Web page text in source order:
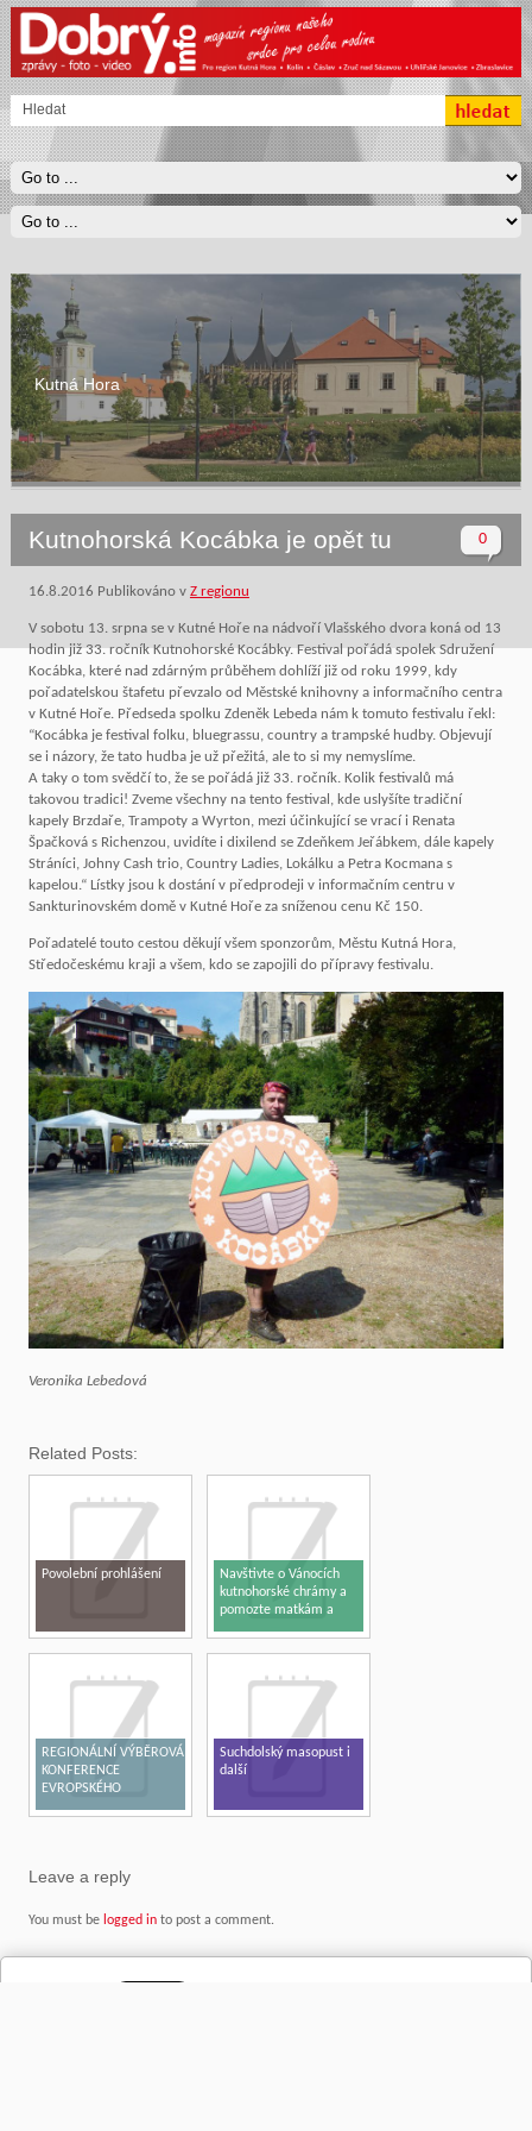
Kutná Hora
0
Kutnohorská Kocábka je opět tu
16.8.2016 Publikováno v Z regionu
V sobotu 13. srpna se v Kutné Hoře na nádvoří Vlašského dvora koná od 13
hodin již 33. ročník Kutnohorské Kocábky. Festival pořádá spolek Sdružení
Kocábka, které nad zdárným průběhem dohlíží již od roku 1999, kdy
pořadatelskou štafetu převzalo od Městské knihovny a informačního centra
v Kutné Hoře. Předseda spolku Zdeněk Lebeda nám k tomuto festivalu řekl:
“Kocábka je festival folku, bluegrassu, country a trampské hudby. Objevují
se i názory, že tato hudba je už přežitá, ale to si my nemyslíme.
A taky o tom svědčí to, že se pořádá již 33. ročník. Kolik festivalů má
takovou tradici! Zveme všechny na tento festival, kde uslyšíte tradiční
kapely Brzdaře, Trampoty a Wyrton, mezi účinkující se vrací i Renata
Špačková s Richenzou, uvidíte i dixilend se Zdeňkem Jeřábkem, dále kapely
Stráníci, Johny Cash trio, Country Ladies, Lokálku a Petra Kocmana s
kapelou.“ Lístky jsou k dostání v předprodeji v informačním centru v
Sankturinovském domě v Kutné Hoře za sníženou cenu Kč 150.
Pořadatelé touto cestou děkují všem sponzorům, Městu Kutná Hora,
Středočeskému kraji a všem, kdo se zapojili do přípravy festivalu.
Veronika Lebedová
Related Posts:
Povolební prohlášení
Navštivte o Vánocích
kutnohorské chrámy a
pomozte matkám a
dětem v tísni
REGIONÁLNÍ VÝBĚROVÁ
KONFERENCE
EVROPSKÉHO
PARLAMENTU V ČR –
Suchdolský masopust i
další
Leave a reply
You must be logged into post a comment.